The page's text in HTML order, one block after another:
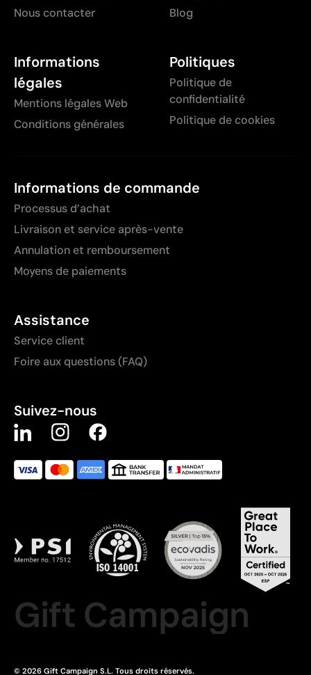
Nous contacter
Blog
Informations
légales
Mentions légales Web
Conditions générales
Politiques
Politique de
confidentialité
Politique de cookies
Informations de commande
Processus d’achat
Livraison et service après-vente
Annulation et remboursement
Moyens de paiements
Assistance
Service client
Foire aux questions (FAQ)
Suivez-nous
Gift Campaign
© 2026 Gift Campaign S.L. Tous droits réservés.